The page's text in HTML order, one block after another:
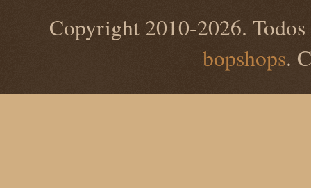
Copyright 2010-2026. Todos
bopshops.